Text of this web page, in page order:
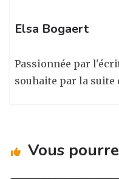
Elsa Bogaert
Passionnée par
souhaite par la
Vous